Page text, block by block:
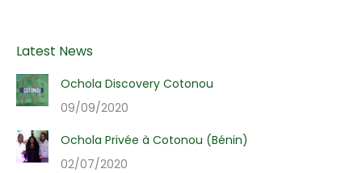
Latest News
Ochola Discovery Cotonou
09/09/2020
Ochola Privée à Cotonou (Bénin)
02/07/2020